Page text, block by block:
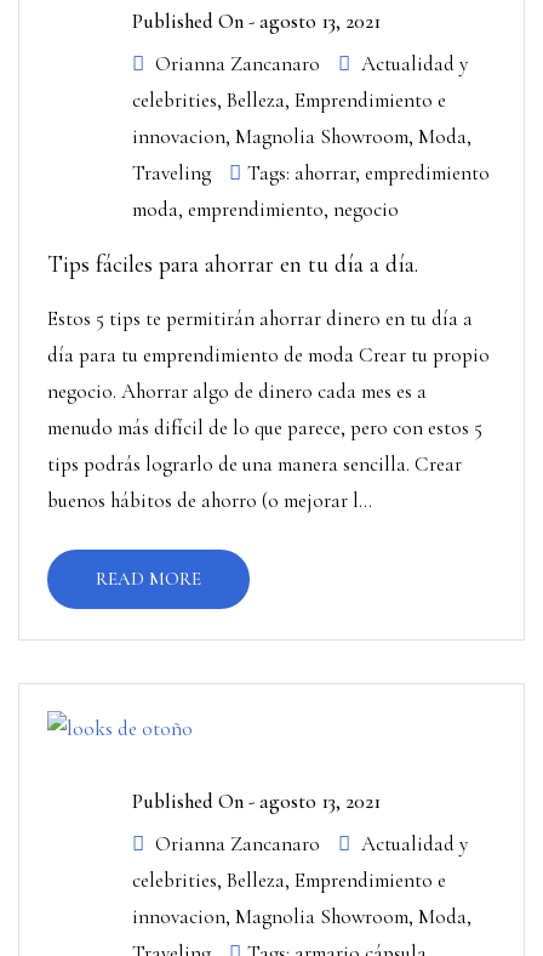
Published On -agosto 13, 2021
Orianna Zancanaro
Actualidad y
celebrities, Belleza, Emprendimiento e
innovacion, Magnolia Showroom, Moda,
Traveling
Tags: ahorrar, empredimiento
moda, emprendimiento, negocio
Tips fáciles para ahorrar en tu día a día.
Estos 5 tips te permitirán ahorrar dinero en tu día a
día para tu emprendimiento de moda Crear tu propio
negocio. Ahorrar algo de dinero cada mes es a
menudo más difícil de lo que parece, pero con estos 5
tips podrás lograrlo de una manera sencilla. Crear
buenos hábitos de ahorro (o mejorar l...
READ MORE
Published On -agosto 13, 2021
Orianna Zancanaro
Actualidad y
celebrities, Belleza, Emprendimiento e
innovacion, Magnolia Showroom, Moda,